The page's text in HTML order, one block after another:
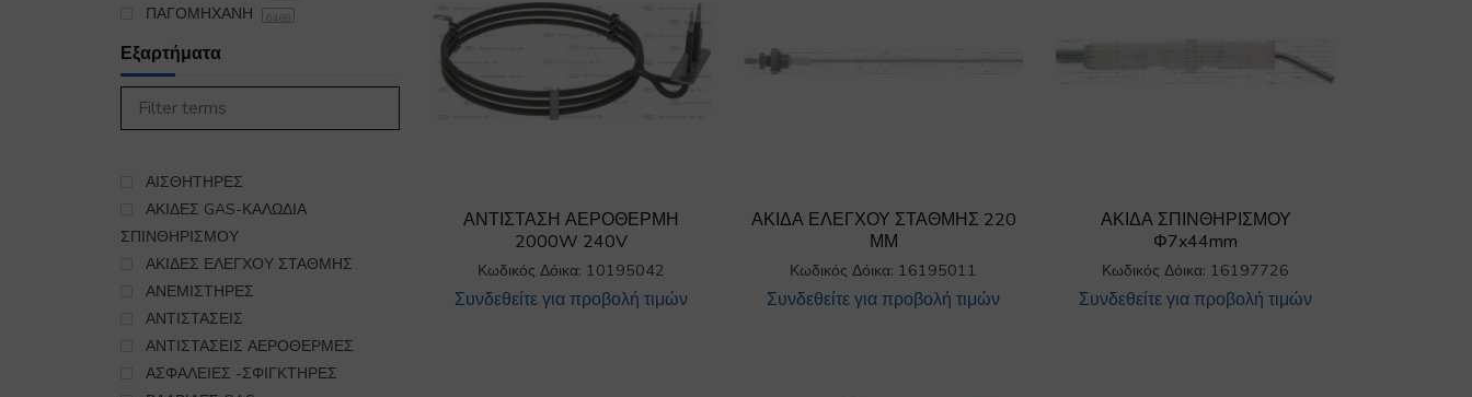
ΠΑΓΟΜΗΧΑΝΗ 6468
ΠΛΥΝΤΗΡΙΟ
ΣΙΔΕΡΩΤΗΡΙΟ
985
ΨΥΞΗ-ΘΕΡΜΑΝΣΗ
ΕΞΑΡΤΗΜΑΤΑ ΣΥΝΔΕΣΗΣ
ΥΓΡΑΕΡΙΟΥ-GAS
Εξαρτήματα
ΑΙΣΘΗΤΗΡΕΣ
ΑΚΙΔΕΣ GAS-ΚΑΛΩΔΙΑ
ΣΠΙΝΘΗΡΙΣΜΟΥ
ΑΚΙΔΕΣ ΕΛΕΓΧΟΥ ΣΤΑΘΜΗΣ
ΑΝΕΜΙΣΤΗΡΕΣ
ΑΝΤΙΣΤΑΣΕΙΣ
ΑΝΤΙΣΤΑΣΕΙΣ ΑΕΡΟΘΕΡΜΕΣ
ΑΣΦΑΛΕΙΕΣ -ΣΦΙΓΚΤΗΡΕΣ
ΑΝΤΙΣΤΑΣΗ ΑΕΡΟΘΕΡΜΗ
2000W 240V
Κωδικός Δόικα: 10195042
Συνδεθείτε για προβολή τιμών
ΑΚΙΔΑ ΕΛΕΓΧΟΥ ΣΤΑΘΜΗΣ 220
ΜΜ
Κωδικός Δόικα: 16195011
Συνδεθείτε για προβολή τιμών
ΑΚΙΔΑ ΣΠΙΝΘΗΡΙΣΜΟΥ
Φ7x44mm
Κωδικός Δόικα: 16197726
Συνδεθείτε για προβολή τιμών